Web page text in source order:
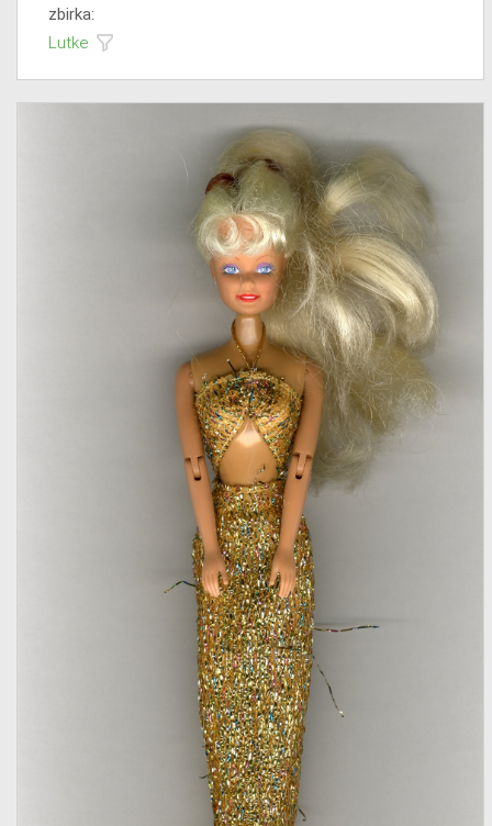
zbirka:
Lutke